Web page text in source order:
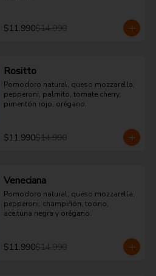
$11.990$14.990
Rositto
Pomodoro natural, queso mozzarella,
pepperoni, palmito, tomate cherry,
pimentón rojo, orégano.
$11.990$14.990
Veneciana
Pomodoro natural, queso mozzarella,
pepperoni, champiñón, tocino,
aceituna negra y orégano.
$11.990$14.990